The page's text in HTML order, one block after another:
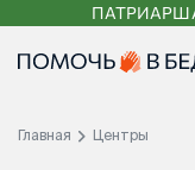
контенту
Главная Центры